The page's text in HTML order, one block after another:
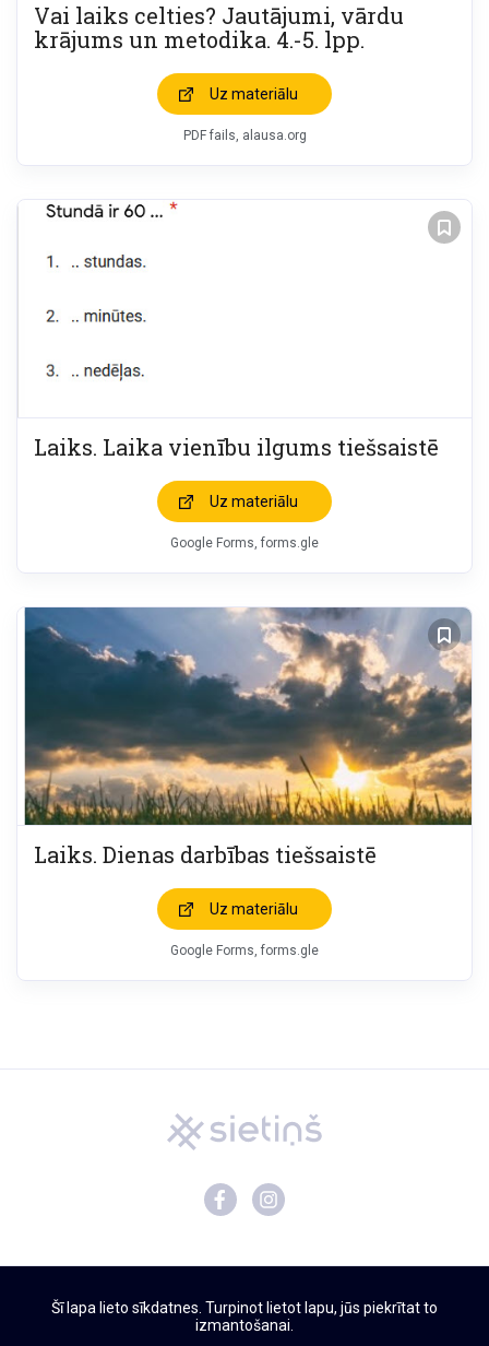
Vai laiks celties? Jautājumi, vārdu
krājums un metodika. 4.-5. lpp.
Uz materiālu
PDF fails, alausa.org
Laiks. Laika vienību ilgums tiešsaistē
Uz materiālu
Google Forms, forms.gle
Laiks. Dienas darbības tiešsaistē
Uz materiālu
Google Forms, forms.gle
Šī lapa lieto sīkdatnes. Turpinot lietot lapu, jūs piekrītat to
izmantošanai.
Par Sietiņu